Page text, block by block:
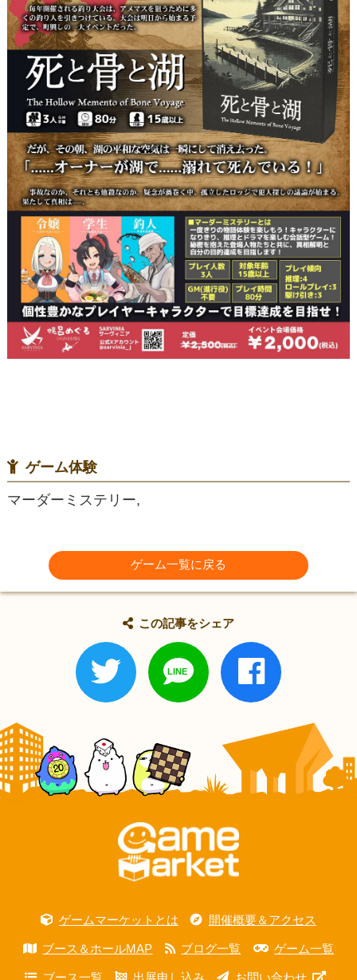
ゲーム体験
マーダーミステリー,
ゲーム一覧に戻る
この記事をシェア
ゲームマーケットとは 開催概要＆アクセス
ブース＆ホールMAP ブログ一覧 ゲーム一覧